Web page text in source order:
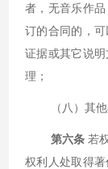
者，无音乐作
订的合同的，
证据或其它说
理；
（八）其
第六条 若
权利人处取得